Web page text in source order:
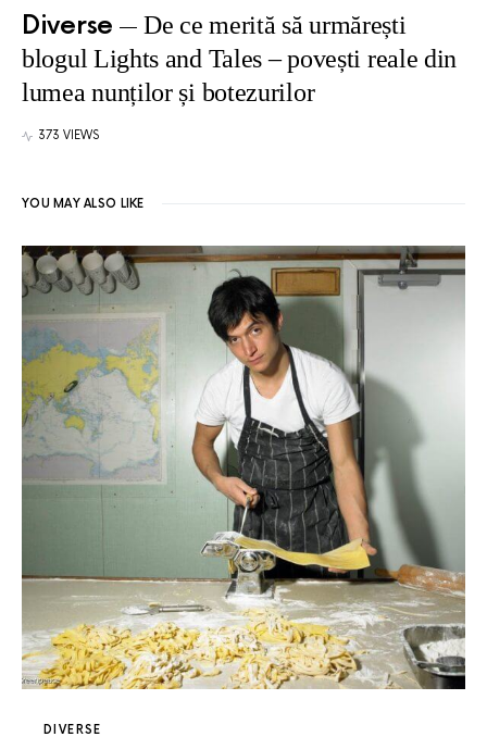
Diverse
De ce merită să urmărești
blogul Lights and Tales – povești reale din
lumea nunților și botezurilor
373 VIEWS
YOU MAY ALSO LIKE
DIVERSE